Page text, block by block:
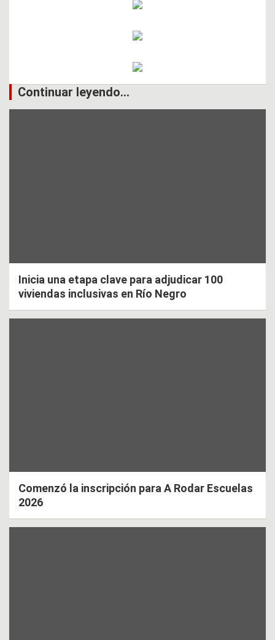
Continuar leyendo...
Inicia una etapa clave para adjudicar 100
viviendas inclusivas en Río Negro
Comenzó la inscripción para A Rodar Escuelas
2026